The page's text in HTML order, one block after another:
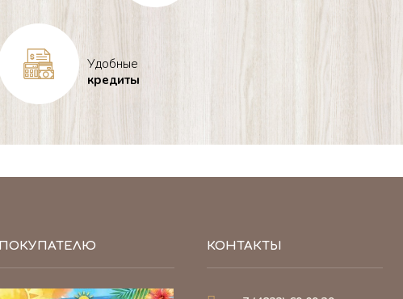
Удобные
кредиты
ПОКУПАТЕЛЮ КОНТАКТЫ